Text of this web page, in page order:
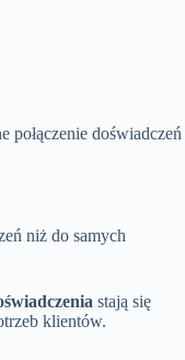
doświadczeń
niż do samych
stają się
klientów.